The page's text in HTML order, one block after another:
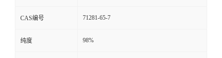
CAS编号 71281-65-7
纯度 98%